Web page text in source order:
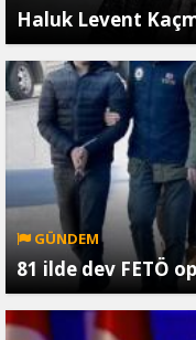
Haluk Levent
GÜNDEM
81 ilde dev FETÖ